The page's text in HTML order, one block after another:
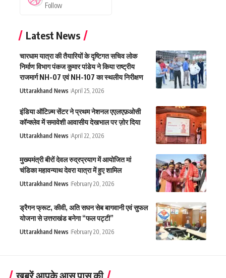
Follow
Latest News
चारधाम यात्रा की तैयारियों के दृष्टिगत सचिव लोक
निर्माण विभाग पंकज कुमार पांडेय ने किया राष्ट्रीय
राजमार्ग NH-07 एवं NH-107 का स्थलीय निरीक्षण
Uttarakhand News April 25, 2026
इंडिया ऑटिज़्म सेंटर ने प्रथम नेशनल एएलएफ़ओसी
कॉन्क्लेव में समावेशी आवासीय देखभाल पर ज़ोर दिया
Uttarakhand News April 22, 2026
मुख्यमंत्री बीरों देवल रुद्रप्रयाग में आयोजित मां
चंडिका महावन्याथ देवरा यात्रा में हुए शामिल
Uttarakhand News February 20, 2026
ड्रैगन फ्रूट, कीवी, अति सघन सेब बागवानी एवं सुफल
योजना से उत्तराखंड बनेगा “फल पट्टी”
Uttarakhand News February 20, 2026
खबरें आपके आस पास की